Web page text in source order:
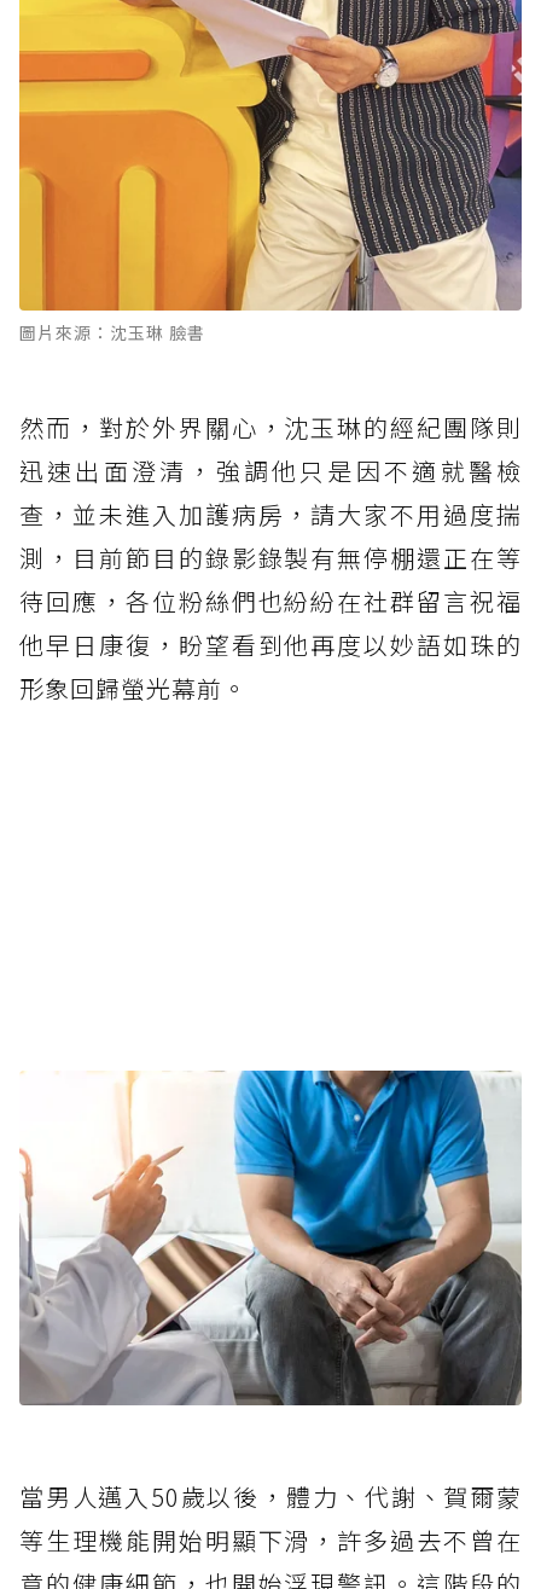
圖片來源：沈玉琳 臉書
然而，對於外界關心，沈玉琳的經紀團隊則
迅速出面澄清，強調他只是因不適就醫檢
查，並未進入加護病房，請大家不用過度揣
測，目前節目的錄影錄製有無停棚還正在等
待回應，各位粉絲們也紛紛在社群留言祝福
他早日康復，盼望看到他再度以妙語如珠的
形象回歸螢光幕前。
當男人邁入50歲以後，體力、代謝、賀爾蒙
等生理機能開始明顯下滑，許多過去不曾在